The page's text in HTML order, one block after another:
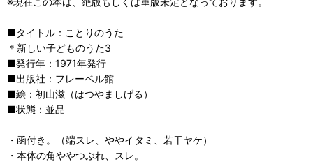
■タイトル：ことりのうた
＊新しい子どものうた3
■発行年：1971年発行
■出版社：フレーベル館
■絵：初山滋（はつやましげる）
■状態：並品
・函付き。（端スレ、ややイタミ、若干ヤケ）
・本体の角ややつぶれ、スレ。